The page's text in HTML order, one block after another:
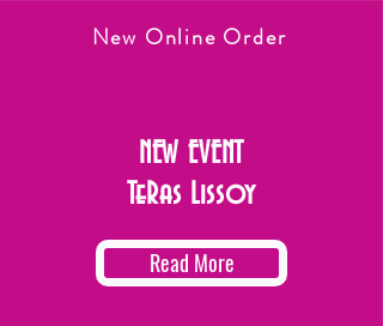
New Online Order
NEW EVENT
TeRas Lissoy
Read More